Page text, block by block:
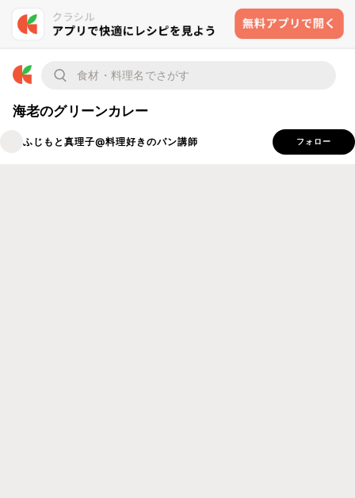
海老のグリーンカレー
ふじもと真理子@料理好きのパン講師 フォロー